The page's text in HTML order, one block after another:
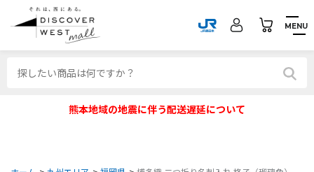
MENU
熊本地域の地震に伴う配送遅延について